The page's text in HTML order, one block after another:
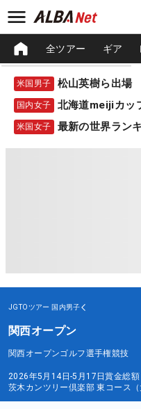
全ツアー ギア
米国男子 松山英樹ら出場
国内女子 北海道meijiカ
米国女子 最新の世界ラン
JGTOツアー 国内男子
関西オープン
関西オープンゴルフ選手権競技
2026年5月14日-5月17日賞金総額
茨木カンツリー倶楽部 東コース（